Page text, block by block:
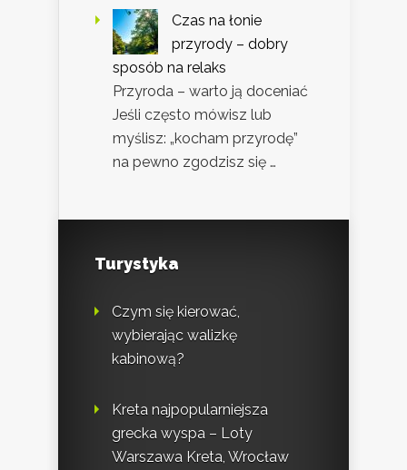
Czas na łonie
przyrody – dobry
sposób na relaks
Przyroda – warto ją doceniać
Jeśli często mówisz lub
myślisz: „kocham przyrodę”
na pewno zgodzisz się …
Turystyka
Czym się kierować,
wybierając walizkę
kabinową?
Kreta najpopularniejsza
grecka wyspa – Loty
Warszawa Kreta, Wrocław